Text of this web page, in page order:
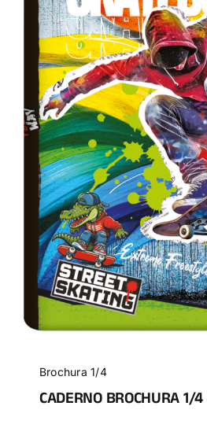
Brochura 1/4
CADERNO BROCHURA 1/